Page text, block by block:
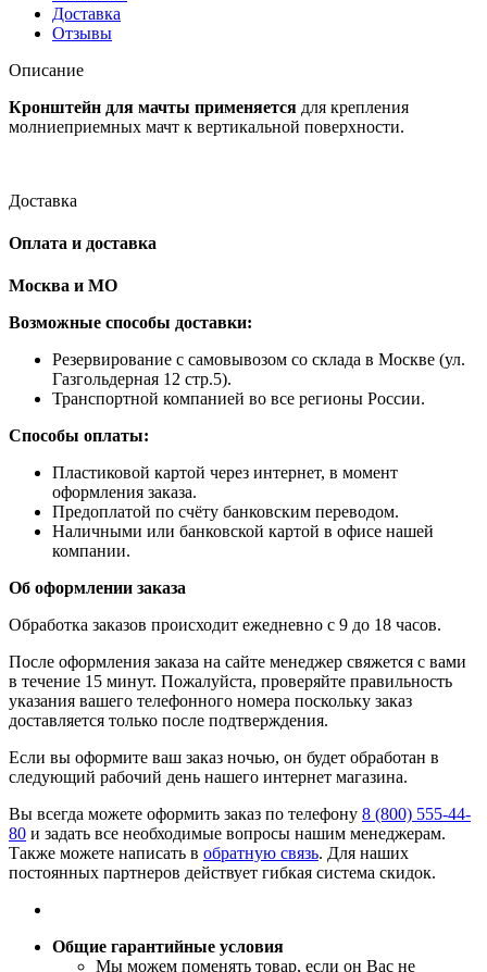
0,5-
0,9см
Доставка
Отзывы
Описание
Кронштейн для мачты применяется для крепления
молниеприемных мачт к вертикальной поверхности.
Доставка
Оплата и доставка
Москва и МО
Возможные способы доставки:
​Резервирование с самовывозом со склада в Москве (ул.
Газгольдерная 12 стр.5).
Транспортной компанией во все регионы России.
Способы оплаты:
​Пластиковой картой через интернет, в момент
оформления заказа.
​Предоплатой по счёту банковским переводом.
​Наличными или банковской картой в офисе нашей
компании.
Об оформлении заказа
Обработка заказов происходит ежедневно с 9 до 18 часов.
После оформления заказа на сайте менеджер свяжется с вами
в течение 15 минут. Пожалуйста, проверяйте правильность
указания вашего телефонного номера поскольку заказ
доставляется только после подтверждения.
Если вы оформите ваш заказ ночью, он будет обработан в
следующий рабочий день нашего интернет магазина.
Вы всегда можете оформить заказ по телефону 8 (800) 555-44-
80 и задать все необходимые вопросы нашим менеджерам.
Также можете написать в обратную связь. Для наших
постоянных партнеров действует гибкая система скидок.
Общие гарантийные условия
​Мы можем поменять товар, если он Вас не